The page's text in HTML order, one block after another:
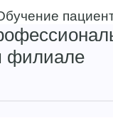
филиале